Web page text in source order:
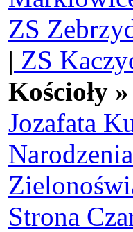
ZS
| ZS
Kościoły »
Jozafata
Strona